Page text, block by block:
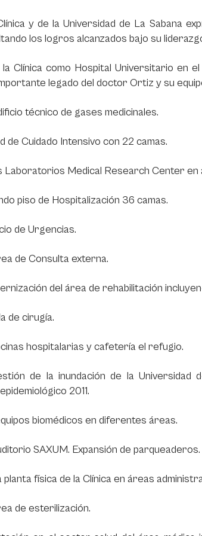
y de la Universidad de La Sabana
los logros alcanzados bajo su
la Clínica como Hospital Universitario en
legado del doctor Ortiz y su
técnico de gases medicinales.
de Cuidado Intensivo con 22 camas.
Medical Research Center en
piso de Hospitalización 36 camas.
de Urgencias.
de Consulta externa.
del área de rehabilitación
de cirugía.
hospitalarias y cafetería el refugio.
de la inundación de la Universidad
2011.
biomédicos en diferentes áreas.
SAXUM. Expansión de parqueaderos.
física de la Clínica en áreas
de esterilización.